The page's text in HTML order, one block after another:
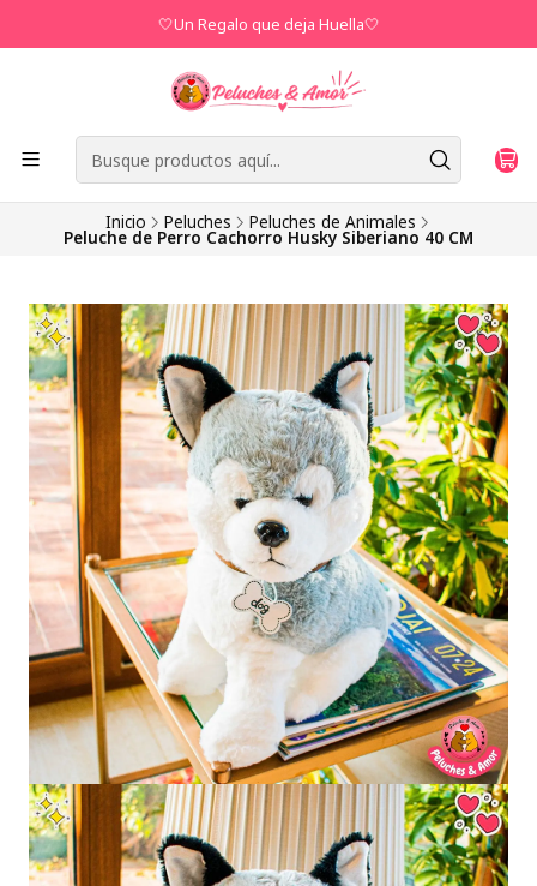
🤍Un Regalo que deja Huella🤍
Inicio Peluches Peluches de Animales
Peluche de Perro Cachorro Husky Siberiano 40 CM